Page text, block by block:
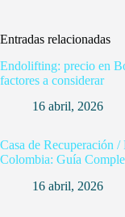
Entradas relacionadas
Endolifting: precio en
factores a considerar
16 abril, 2026
Casa de Recuperación
Colombia: Guía
16 abril, 2026